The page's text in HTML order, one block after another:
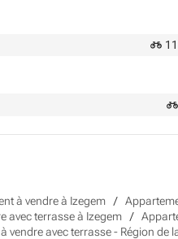
à vendre à Izegem
avec terrasse à Izegem
vendre avec terrasse - Région de